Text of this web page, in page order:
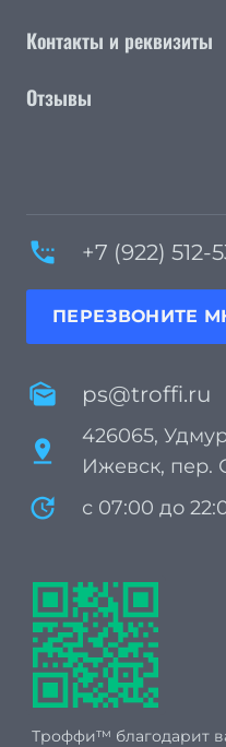
Контакты и реквизиты
Отзывы
settings_phone +7 (922) 512-
ПЕРЕЗВОНИТЕ
mark_as_unread ps@troffi.ru
pin_drop
426065,
Ижевск, пер.
update с 07:00 до
Троффи™ благодарит